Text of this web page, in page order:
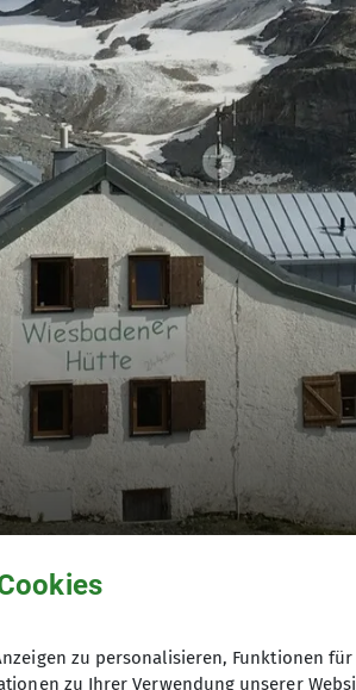
zu personalisieren, Funktionen
zu Ihrer Verwendung unserer